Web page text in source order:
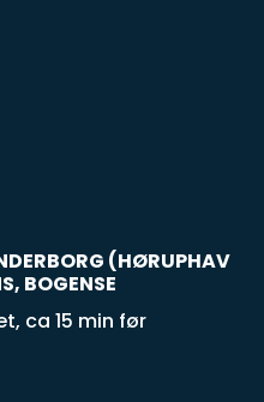
(HØRUPHAV
BOGENSE
ca 15 min før